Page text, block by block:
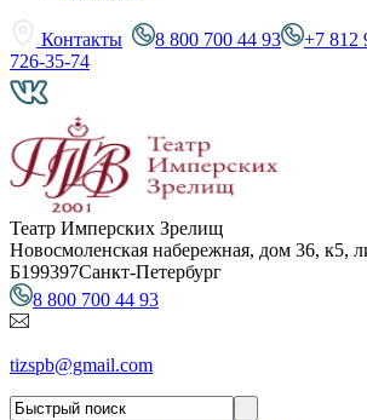
Контакты 8 800 700 44 93 +7 812
726-35-74
Театр Имперских Зрелищ
Новосмоленская набережная, дом 36, к5,
Б199397Санкт-Петербург
8 800 700 44 93
tizspb@gmail.com